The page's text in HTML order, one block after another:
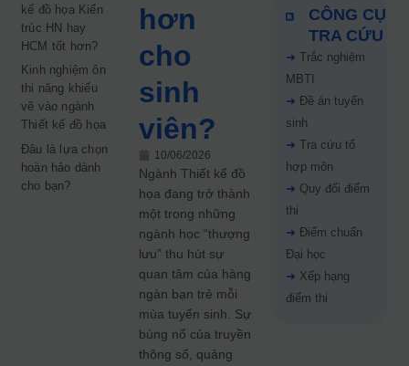
kế đồ họa Kiến
trúc HN hay
HCM tốt hơn?
Kinh nghiệm ôn
thi năng khiếu
vẽ vào ngành
Thiết kế đồ họa
Đâu là lựa chọn
hoàn hảo dành
cho bạn?
hơn
cho
sinh
viên?
10/06/2026
Ngành Thiết kế đồ
họa đang trở thành
một trong những
ngành học “thượng
lưu” thu hút sự
quan tâm của hàng
ngàn bạn trẻ mỗi
mùa tuyển sinh. Sự
bùng nổ của truyền
thông số, quảng
67%
CÔNG CỤ
TRA CỨU
➜ Trắc nghiệm
MBTI
➜ Đề án tuyển
sinh
➜ Tra cứu tổ
hợp môn
➜ Quy đổi điểm
thi
➜ Điểm chuẩn
Đại học
➜ Xếp hạng
điểm thi